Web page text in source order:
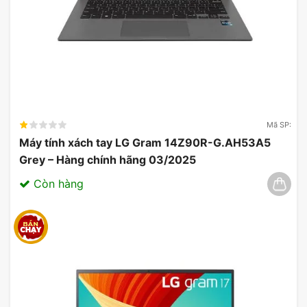
cường độ bền mà còn mang lại vẻ đẹp sang trọng
và hiện đại. Màn hình
với độ phân giải
Mã SP:
Máy tính xách tay LG Gram 14Z90R-G.AH53A5
Grey – Hàng chính hãng 03/2025
Còn hàng